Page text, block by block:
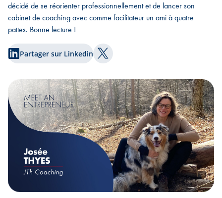
décidé de se réorienter professionnellement et de lancer son
cabinet de coaching avec comme facilitateur un ami à quatre
pattes. Bonne lecture !
Partager sur Linkedin Partager sur Twitter